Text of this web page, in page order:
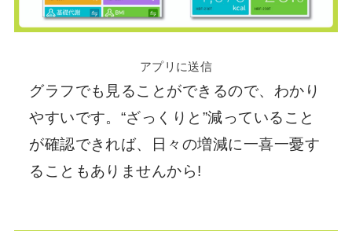
アプリに送信
グラフでも見ることができるので、わかり
やすいです。“ざっくりと”減っていること
が確認できれば、日々の増減に一喜一憂す
ることもありませんから!